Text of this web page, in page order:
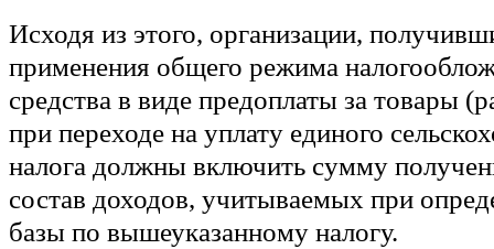
Исходя из этого, организации,
применения общего режима
средства в виде предоплаты за товары
при переходе на уплату единого
налога должны включить сумму
состав доходов, учитываемых при
базы по вышеуказанному налогу.